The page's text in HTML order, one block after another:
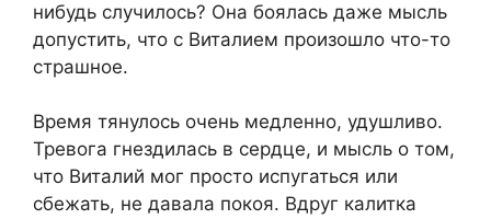
нибудь случилось? Она боялась даже мысль
допустить, что с Виталием произошло что-то
страшное.
Время тянулось очень медленно, удушливо.
Тревога гнездилась в сердце, и мысль о том,
что Виталий мог просто испугаться или
сбежать, не давала покоя. Вдруг калитка